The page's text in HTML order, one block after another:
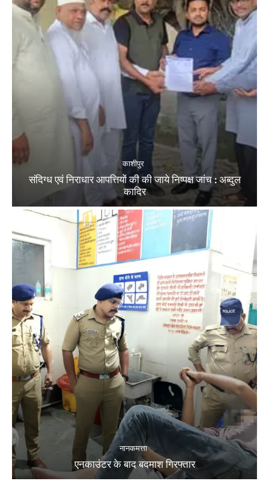
काशीपुर
संदिग्ध एवं निराधार आपत्तियों की की जाये निष्पक्ष जांच : अब्दुल
कादिर
नानकमत्ता
एनकाउंटर के बाद बदमाश गिरफ्तार